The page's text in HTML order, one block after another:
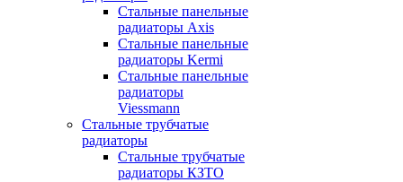
Стальные панельные
радиаторы Axis
Стальные панельные
радиаторы Kermi
Стальные панельные
радиаторы
Viessmann
Стальные трубчатые
радиаторы
Стальные трубчатые
радиаторы КЗТО